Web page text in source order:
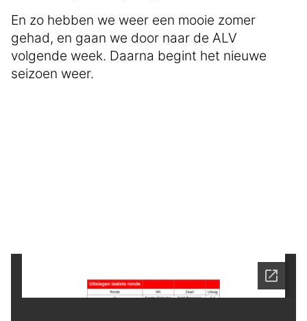
En zo hebben we weer een mooie zomer
gehad, en gaan we door naar de ALV
volgende week. Daarna begint het nieuwe
seizoen weer.